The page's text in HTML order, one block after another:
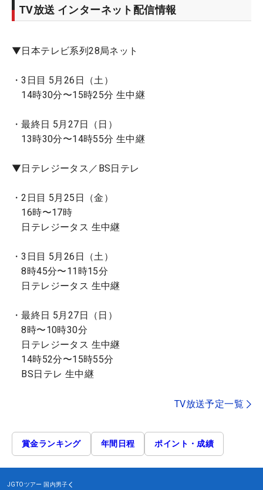
TV放送 インターネット配信情報
▼日本テレビ系列28局ネット
・3日目 5月26日（土）
14時30分〜15時25分 生中継
・最終日 5月27日（日）
13時30分〜14時55分 生中継
▼日テレジータス／BS日テレ
・2日目 5月25日（金）
16時〜17時
日テレジータス 生中継
・3日目 5月26日（土）
8時45分〜11時15分
日テレジータス 生中継
・最終日 5月27日（日）
8時〜10時30分
日テレジータス 生中継
14時52分〜15時55分
BS日テレ 生中継
TV放送予定一覧
賞金ランキング 年間日程 ポイント・成績
JGTOツアー 国内男子